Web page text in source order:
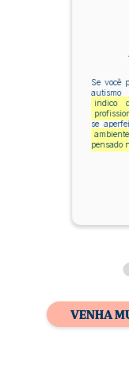
Se você
autismo
indico
se
pensado
VENHA